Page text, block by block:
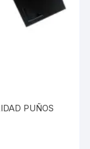
PUÑOS